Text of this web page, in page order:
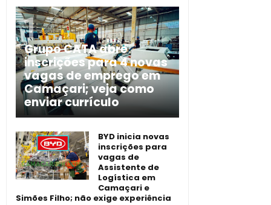
Grupo CATA abre
inscrições para 4 novas
vagas de emprego em
Camaçari; veja como
enviar currículo
BYD inicia novas
inscrições para
vagas de
Assistente de
Logística em
Camaçari e
Simões Filho; não exige experiência